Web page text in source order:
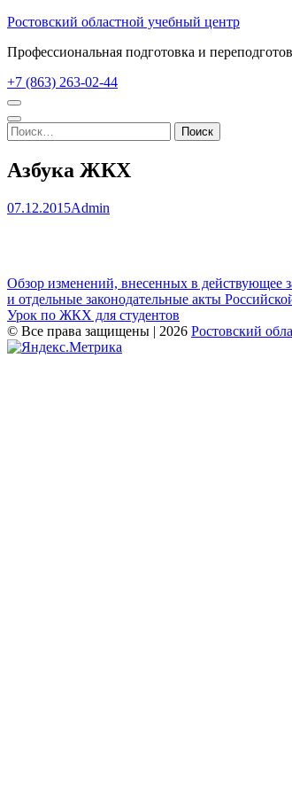
Перейти
содержимому
Enter)
Ростовский областной учебный центр
Профессиональная подготовка и
+7 (863) 263-02-44
Найти:
Азбука ЖКХ
07.12.2015Admin
Навигация
по
записям
Обзор изменений, внесенных в действующее
и отдельные законодательные акты
Урок по ЖКХ для студентов
© Все права защищены | 2026 Ростовский